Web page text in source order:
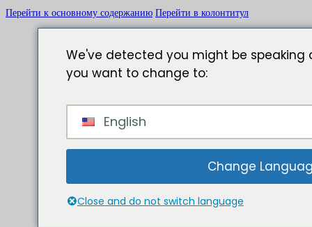
Перейти к основному содержанию Перейти в колонтитул
Главная
сайте
Бутылки
We've detected you might be speaking
you want to change to:
English
Change
Close and do not switch language